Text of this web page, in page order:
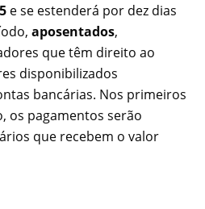
e se estenderá por dez dias
aposentados,
que têm direito ao
disponibilizados
bancárias. Nos primeiros
os pagamentos serão
que recebem o valor